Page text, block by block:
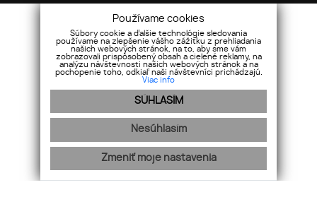
Používame cookies
Súbory cookie a ďalšie technológie sledovania
používame na zlepšenie vášho zážitku z prehliadania
našich webových stránok, na to, aby sme vám
zobrazovali prispôsobený obsah a cielené reklamy, na
analýzu návštevnosti našich webových stránok a na
pochopenie toho, odkiaľ naši návštevníci prichádzajú.
Viac info
SÚHLASÍM
Nesúhlasím
Zmeniť moje nastavenia
Realitný maklér
Referencie
Reklamačný poriadok
GDPR
Cookies